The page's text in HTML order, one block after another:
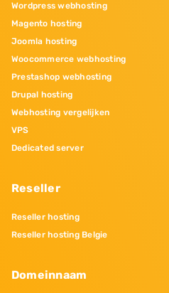
Wordpress webhosting
Magento hosting
Joomla hosting
Woocommerce webhosting
Prestashop webhosting
Drupal hosting
Webhosting vergelijken
VPS
Dedicated server
Reseller
Reseller hosting
Reseller hosting Belgie
Domeinnaam